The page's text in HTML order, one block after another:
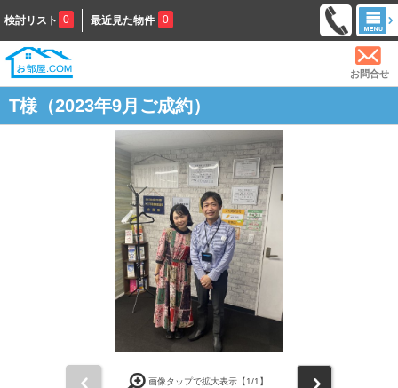
検討リスト 0 最近見た物件 0
お問合せ
T様（2023年9月ご成約）
画像タップで拡大表示【1/1】